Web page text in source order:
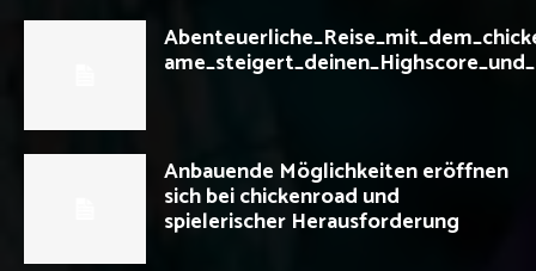
Anbauende Möglichkeiten eröffnen
sich bei chickenroad und
spielerischer Herausforderung